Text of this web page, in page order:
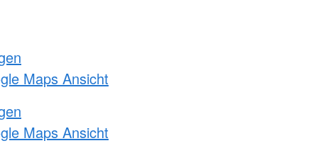
Maps Ansicht
Maps Ansicht